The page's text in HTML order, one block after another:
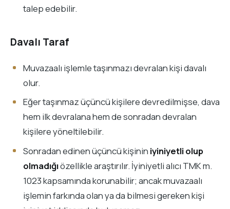
talep edebilir.
Davalı Taraf
Muvazaalı işlemle taşınmazı devralan kişi davalı
olur.
Eğer taşınmaz üçüncü kişilere devredilmişse, dava
hem ilk devralana hem de sonradan devralan
kişilere yöneltilebilir.
Sonradan edinen üçüncü kişinin iyiniyetli olup
olmadığıözellikle araştırılır. İyiniyetli alıcı TMK m.
1023 kapsamında korunabilir; ancak muvazaalı
işlemin farkında olan ya da bilmesi gereken kişi